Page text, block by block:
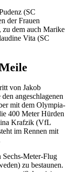
(SC
der Frauen
dem auch Marike
Vita (SC
von Jakob
angeschlagenen
mit dem Olympia-
400 Meter Hürden
Krafzik (VfL
im Rennen mit
Sechs-Meter-Flug
zu bestaunen.